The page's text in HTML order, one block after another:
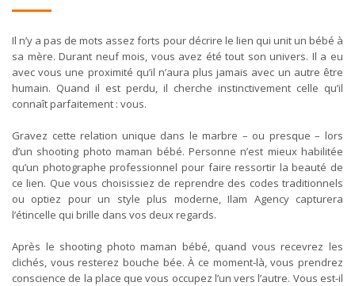
Il n’y a pas de mots assez forts pour décrire le lien qui unit un bébé à
sa mère. Durant neuf mois, vous avez été tout son univers. Il a eu
avec vous une proximité qu’il n’aura plus jamais avec un autre être
humain. Quand il est perdu, il cherche instinctivement celle qu’il
connaît parfaitement : vous.
Gravez cette relation unique dans le marbre – ou presque – lors
d’un shooting photo maman bébé. Personne n’est mieux habilitée
qu’un photographe professionnel pour faire ressortir la beauté de
ce lien. Que vous choisissiez de reprendre des codes traditionnels
ou optiez pour un style plus moderne, Ilam Agency capturera
l’étincelle qui brille dans vos deux regards.
Après le shooting photo maman bébé, quand vous recevrez les
clichés, vous resterez bouche bée. À ce moment-là, vous prendrez
conscience de la place que vous occupez l’un vers l’autre. Vous est-il